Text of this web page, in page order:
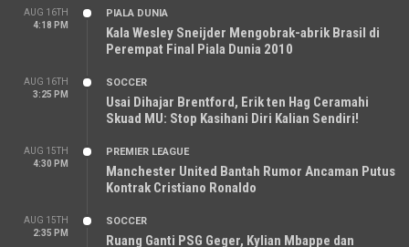
AUG 16TH
4:18 PM
PIALA DUNIA
Kala Wesley Sneijder Mengobrak-abrik Brasil di
Perempat Final Piala Dunia 2010
AUG 16TH
3:25 PM
SOCCER
Usai Dihajar Brentford, Erik ten Hag Ceramahi
Skuad MU: Stop Kasihani Diri Kalian Sendiri!
AUG 15TH
4:30 PM
PREMIER LEAGUE
Manchester United Bantah Rumor Ancaman Putus
Kontrak Cristiano Ronaldo
AUG 15TH
2:35 PM
SOCCER
Ruang Ganti PSG Geger, Kylian Mbappe dan